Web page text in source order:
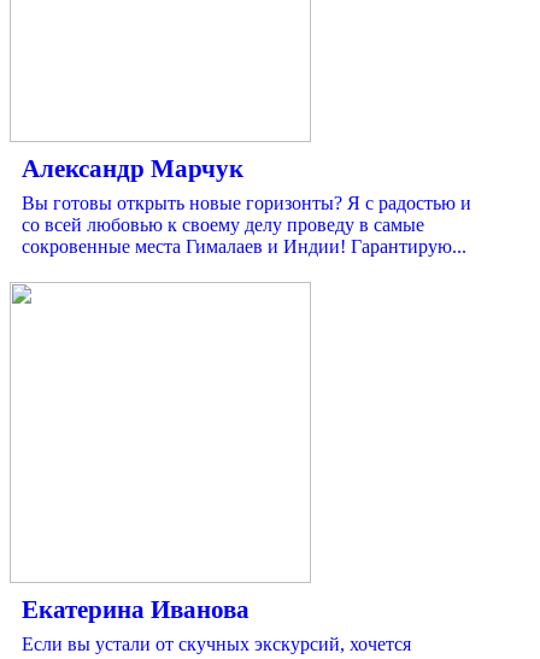
Александр Марчук
Вы готовы открыть новые горизонты? Я с радостью и
со всей любовью к своему делу проведу в самые
сокровенные места Гималаев и Индии! Гарантирую...
Екатерина Иванова
Если вы устали от скучных экскурсий, хочется